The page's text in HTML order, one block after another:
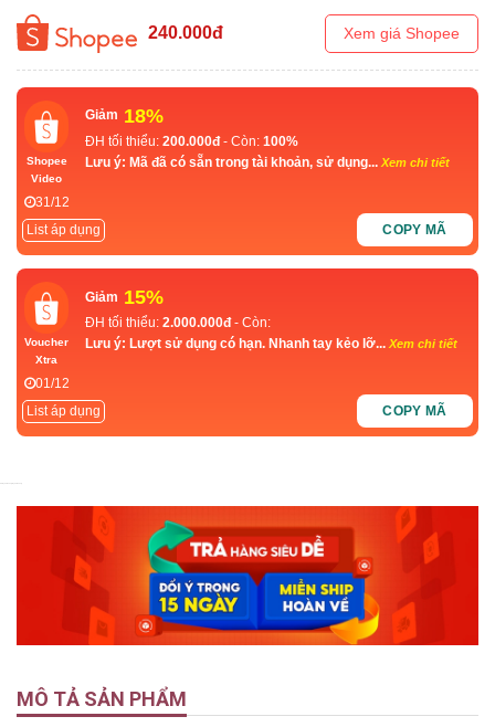
240.000đ Xem giá Shopee
Shopee
Video
31/12
Giảm 18%
ĐH tối thiểu: 200.000đ - Còn: 100%
Lưu ý: Mã đã có sẵn trong tài khoản, sử dụng... Xem chi tiết
List áp dụng COPY MÃ
Voucher
Xtra
01/12
Giảm 15%
ĐH tối thiểu: 2.000.000đ - Còn:
Lưu ý: Lượt sử dụng có hạn. Nhanh tay kẻo lỡ...Xem chi tiết
List áp dụng COPY MÃ
MÔ TẢ SẢN PHẨM